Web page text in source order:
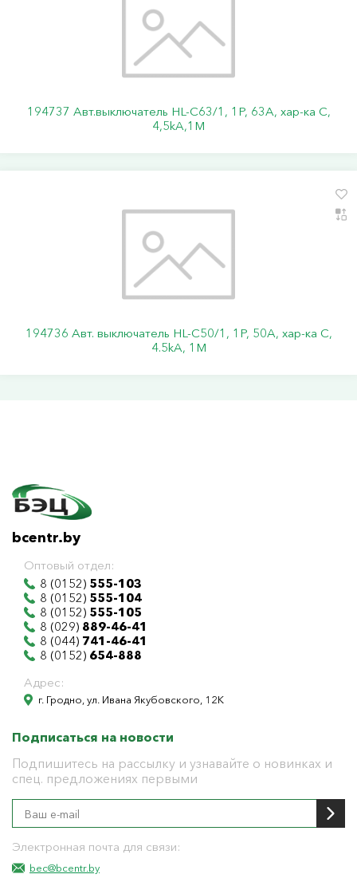
194737 Авт.выключатель HL-C63/1, 1Р, 63А, хар-ка С,
4,5kA,1M
194736 Авт. выключатель HL-C50/1, 1P, 50A, хар-ка C,
4.5kA, 1M
bcentr.by
Оптовый отдел:
8 (0152) 555-103
8 (0152) 555-104
8 (0152) 555-105
8 (029) 889-46-41
8 (044) 741-46-41
8 (0152) 654-888
Адрес:
г. Гродно, ул. Ивана Якубовского, 12К
Подписаться на новости
Подпишитесь на рассылку и узнавайте о новинках и
спец. предложениях первыми
Электронная почта для связи:
bec@bcentr.by